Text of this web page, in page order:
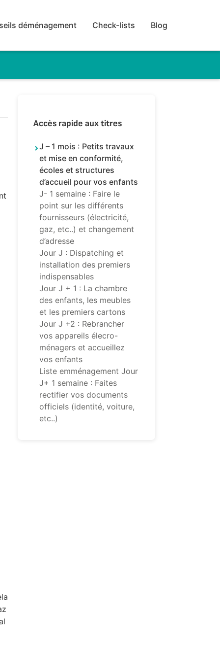
déménagement Check-lists Blog
Accès rapide aux titres
J – 1 mois : Petits travaux
et mise en conformité,
écoles et structures
d’accueil pour vos enfants
J- 1 semaine : Faire le
point sur les différents
fournisseurs (électricité,
gaz, etc..) et changement
d’adresse
Jour J : Dispatching et
installation des premiers
indispensables
Jour J + 1 : La chambre
des enfants, les meubles
et les premiers cartons
Jour J +2 : Rebrancher
vos appareils élecro-
ménagers et accueillez
vos enfants
Liste emménagement Jour
J+ 1 semaine : Faites
rectifier vos documents
officiels (identité, voiture,
etc..)